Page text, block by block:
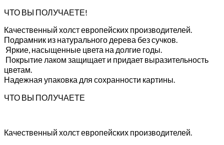
ЧТО ВЫ ПОЛУЧАЕТЕ!
Качественный холст европейских производителей.
Подрамник из натурального дерева без сучков.
Яркие, насыщенные цвета на долгие годы.
Покрытие лаком защищает и придает выразительность
цветам.
Надежная упаковка для сохранности картины.
ЧТО ВЫ ПОЛУЧАЕТЕ
Качественный холст европейских производителей.